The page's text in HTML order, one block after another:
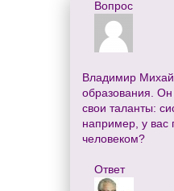
Вопрос
Владимир
образования. Он
свои таланты:
например, у вас
человеком?
Ответ